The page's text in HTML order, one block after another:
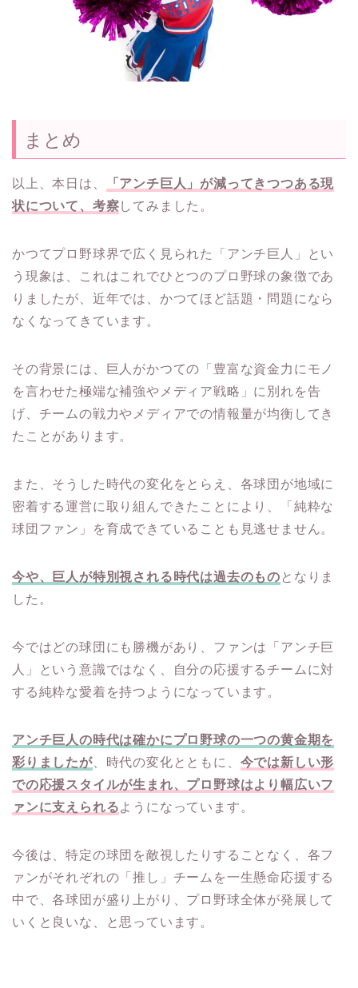
まとめ
以上、本日は、
「アンチ巨人」が減ってきつつある現
状について、考察してみました。
かつてプロ野球界で広く見られた「アンチ巨人」とい
う現象は、これはこれでひとつのプロ野球の象徴であ
りましたが、近年では、かつてほど話題・問題になら
なくなってきています。
その背景には、巨人がかつての「豊富な資金力にモノ
を言わせた極端な補強やメディア戦略」に別れを告
げ、チームの戦力やメディアでの情報量が均衡してき
たことがあります。
また、そうした時代の変化をとらえ、各球団が地域に
密着する運営に取り組んできたことにより、「純粋な
球団ファン」を育成できていることも見逃せません。
今や、巨人が特別視される時代は過去のものとなりま
した。
今ではどの球団にも勝機があり、ファンは「アンチ巨
人」という意識ではなく、自分の応援するチームに対
する純粋な愛着を持つようになっています。
アンチ巨人の時代は確かにプロ野球の一つの黄金期を
彩りましたが、時代の変化とともに、 今では新しい形
での応援スタイルが生まれ、プロ野球はより幅広いフ
ァンに支えられるようになっています。
今後は、特定の球団を敵視したりすることなく、各フ
ァンがそれぞれの「推し」チームを一生懸命応援する
中で、各球団が盛り上がり、プロ野球全体が発展して
いくと良いな、と思っています。